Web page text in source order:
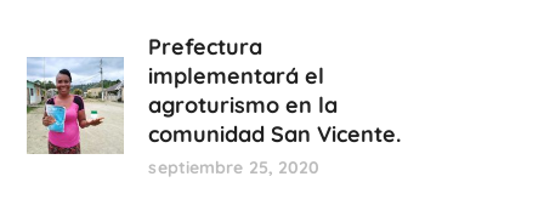
Prefectura
implementará el
agroturismo en la
comunidad San Vicente.
septiembre 25, 2020